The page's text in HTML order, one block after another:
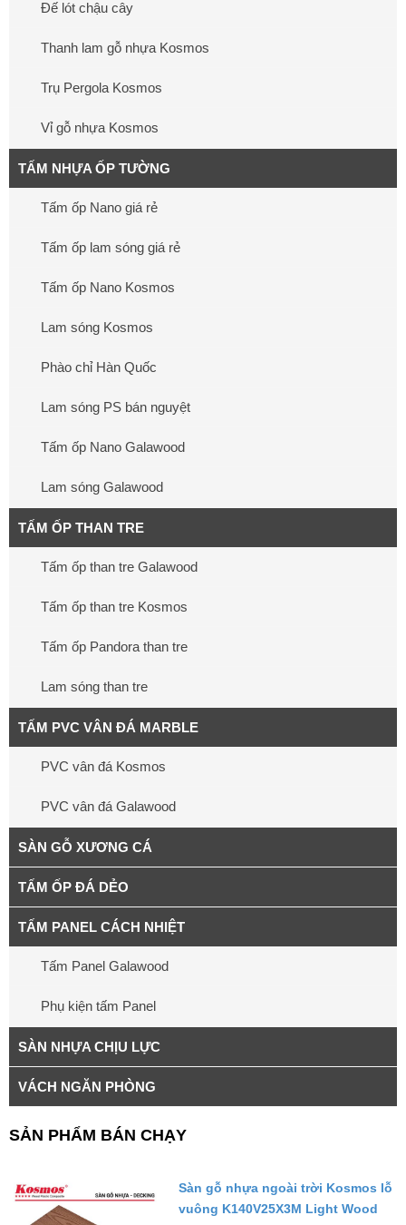
Đế lót chậu cây
Thanh lam gỗ nhựa Kosmos
Trụ Pergola Kosmos
Vỉ gỗ nhựa Kosmos
TẤM NHỰA ỐP TƯỜNG
Tấm ốp Nano giá rẻ
Tấm ốp lam sóng giá rẻ
Tấm ốp Nano Kosmos
Lam sóng Kosmos
Phào chỉ Hàn Quốc
Lam sóng PS bán nguyệt
Tấm ốp Nano Galawood
Lam sóng Galawood
TẤM ỐP THAN TRE
Tấm ốp than tre Galawood
Tấm ốp than tre Kosmos
Tấm ốp Pandora than tre
Lam sóng than tre
TẤM PVC VÂN ĐÁ MARBLE
PVC vân đá Kosmos
PVC vân đá Galawood
SÀN GỖ XƯƠNG CÁ
TẤM ỐP ĐÁ DẺO
TẤM PANEL CÁCH NHIỆT
Tấm Panel Galawood
Phụ kiện tấm Panel
SÀN NHỰA CHỊU LỰC
VÁCH NGĂN PHÒNG
SẢN PHẨM BÁN CHẠY
Sàn gỗ nhựa ngoài trời Kosmos lỗ
vuông K140V25X3M Light Wood